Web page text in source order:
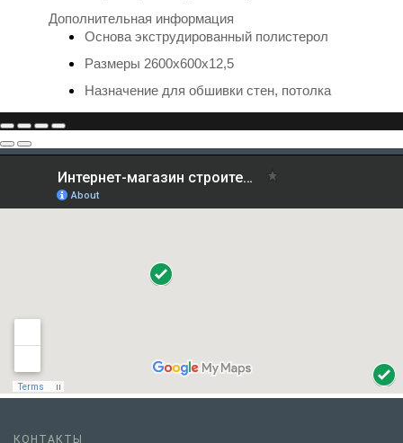
Дополнительная информация
Основа экструдированный полистерол
Размеры 2600х600х12,5
Назначение для обшивки стен, потолка
КОНТАКТЫ